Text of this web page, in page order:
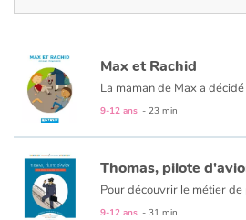
Écologie, nature, saisons
Les animaux
Voyage, épopée, enquête, aventure
Autour du monde
Apprentissage
Max et Rachid
9-12 ans - 23 min
Thomas, pilote
9-12 ans - 31 min